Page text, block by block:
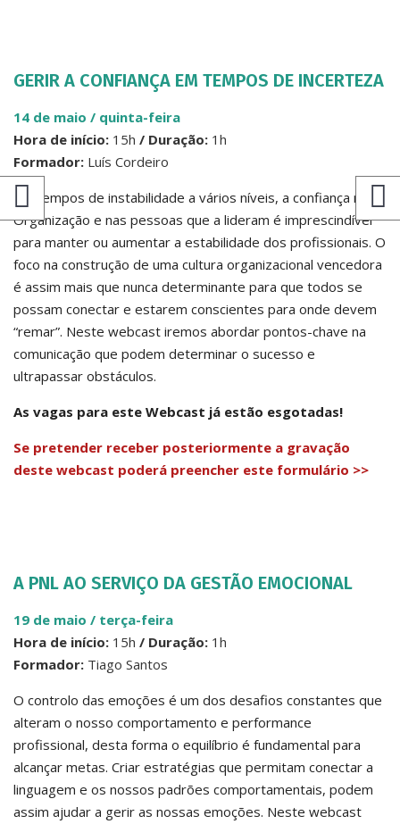
GERIR A CONFIANÇA EM TEMPOS DE INCERTEZA
14 de maio / quinta-feira
Hora de início: 15h / Duração: 1h
Formador: Luís Cordeiro
Em tempos de instabilidade a vários níveis, a confiança na
Organização e nas pessoas que a lideram é imprescindível
para manter ou aumentar a estabilidade dos profissionais. O
foco na construção de uma cultura organizacional vencedora
é assim mais que nunca determinante para que todos se
possam conectar e estarem conscientes para onde devem
“remar”. Neste webcast iremos abordar pontos-chave na
comunicação que podem determinar o sucesso e
ultrapassar obstáculos.
As vagas para este Webcast já estão esgotadas!
Se pretender receber posteriormente a gravação
deste webcast poderá preencher este formulário >>
A PNL AO SERVIÇO DA GESTÃO EMOCIONAL
19 de maio / terça-feira
Hora de início: 15h / Duração: 1h
Formador: Tiago Santos
O controlo das emoções é um dos desafios constantes que
alteram o nosso comportamento e performance
profissional, desta forma o equilíbrio é fundamental para
alcançar metas. Criar estratégias que permitam conectar a
linguagem e os nossos padrões comportamentais, podem
assim ajudar a gerir as nossas emoções. Neste webcast